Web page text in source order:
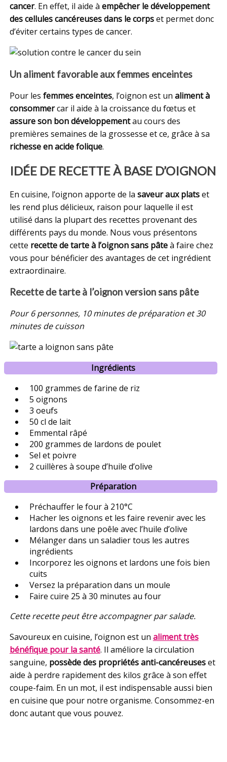
cancer. En effet, il aide à empêcher le développement
des cellules cancéreuses dans le corpset permet donc
d’éviter certains types de cancer.
Un aliment favorable aux femmes enceintes
Pour les femmes enceintes, l’oignon est un aliment à
consommercar il aide à la croissance du fœtus et
assure son bon développementau cours des
premières semaines de la grossesse et ce, grâce à sa
richesse en acide folique.
IDÉE DE RECETTE À BASE D’OIGNON
En cuisine, l’oignon apporte de la saveur aux platset
les rend plus délicieux, raison pour laquelle il est
utilisé dans la plupart des recettes provenant des
différents pays du monde. Nous vous présentons
cette recette de tarte à l’oignon sans pâteà faire chez
vous pour bénéficier des avantages de cet ingrédient
extraordinaire.
Recette de tarte à l’oignon version sans pâte
Pour 6 personnes, 10 minutes de préparation et 30
minutes de cuisson
Ingrédients
100 grammes de farine de riz
5 oignons
3 oeufs
50 cl de lait
Emmental râpé
200 grammes de lardons de poulet
Sel et poivre
2 cuillères à soupe d’huile d’olive
Préparation
Préchauffer le four à 210°C
Hacher les oignons et les faire revenir avec les
lardons dans une poêle avec l’huile d’olive
Mélanger dans un saladier tous les autres
ingrédients
Incorporez les oignons et lardons une fois bien
cuits
Versez la préparation dans un moule
Faire cuire 25 à 30 minutes au four
Cette recette peut être accompagner par salade.
Savoureux en cuisine, l’oignon est un aliment très
bénéfique pour la santé. Il améliore la circulation
sanguine, possède des propriétés anti-cancéreuseset
aide à perdre rapidement des kilos grâce à son effet
coupe-faim. En un mot, il est indispensable aussi bien
en cuisine que pour notre organisme. Consommez-en
donc autant que vous pouvez.